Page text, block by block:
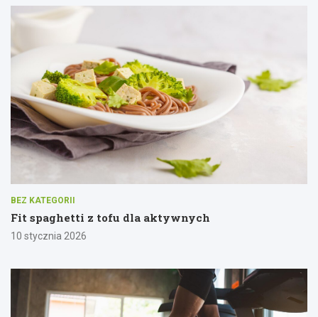
BEZ KATEGORII
Fit spaghetti z tofu dla aktywnych
10 stycznia 2026